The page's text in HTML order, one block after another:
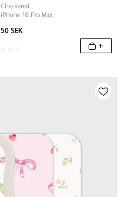
Checkered
iPhone 16 Pro Max
50 SEK
+